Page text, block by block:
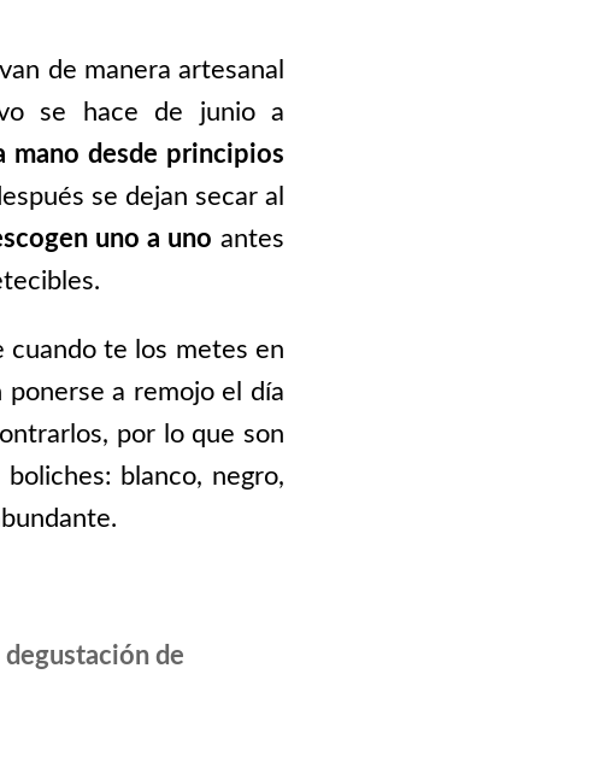
de manera artesanal
se hace de junio a
mano desde principios
se dejan secar al
uno a uno antes
cuando te los metes en
ponerse a remojo el día
por lo que son
blanco, negro,
degustación de